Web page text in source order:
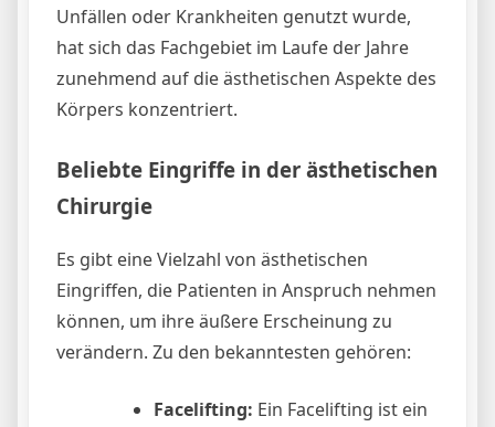
Unfällen oder Krankheiten genutzt wurde,
hat sich das Fachgebiet im Laufe der Jahre
zunehmend auf die ästhetischen Aspekte des
Körpers konzentriert.
Beliebte Eingriffe in der ästhetischen
Chirurgie
Es gibt eine Vielzahl von ästhetischen
Eingriffen, die Patienten in Anspruch nehmen
können, um ihre äußere Erscheinung zu
verändern. Zu den bekanntesten gehören:
Facelifting: Ein Facelifting ist ein